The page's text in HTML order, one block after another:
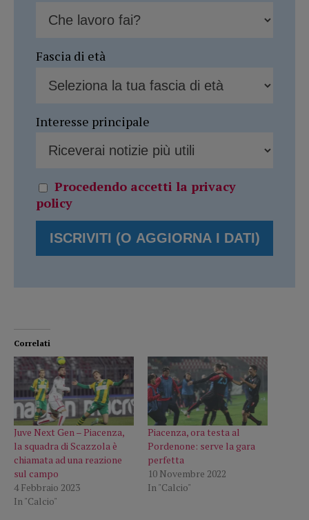
Fascia di età
Interesse principale
Procedendo accetti la privacy
policy
Correlati
Juve Next Gen – Piacenza,
la squadra di Scazzola è
chiamata ad una reazione
sul campo
4 Febbraio 2023
In "Calcio"
Piacenza, ora testa al
Pordenone: serve la gara
perfetta
10 Novembre 2022
In "Calcio"